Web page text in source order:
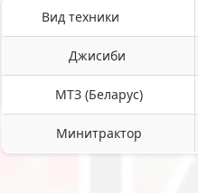
Вид техники
Джисиби
МТЗ (Беларус)
Минитрактор